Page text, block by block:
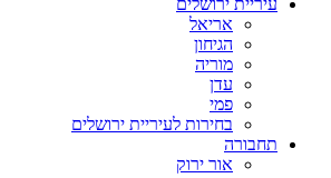
עיריית ירושלים
אריאל
הגיחון
מוריה
עדן
פמי
בחירות לעיריית ירושלים
תחבורה
אור ירוק